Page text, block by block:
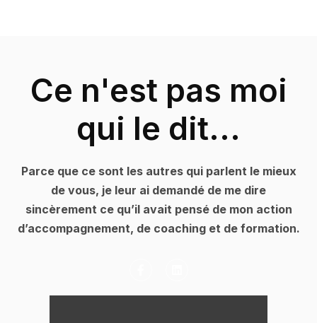
Ce n'est pas moi
qui le dit...
Parce que ce sont les autres qui parlent le mieux
de vous, je leur ai demandé de me dire
sincèrement ce qu’il avait pensé de mon action
d’accompagnement, de coaching et de formation.
e
k